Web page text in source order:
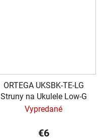
ORTEGA UKSBK-TE-LG
Struny na Ukulele Low-G
Vypredané
€6